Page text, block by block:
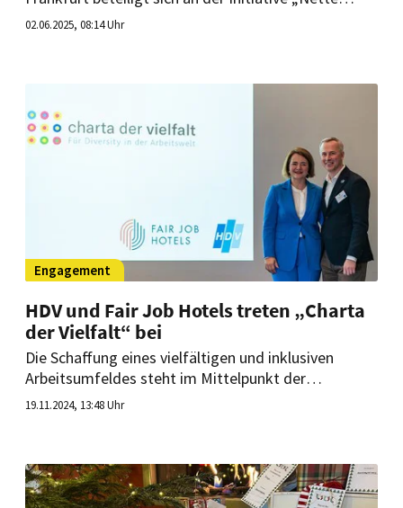
Toilette“ und sucht Gastro-Betriebe, die ihre WCs
02.06.2025, 08:14 Uhr
Engagement
HDV und Fair Job Hotels treten „Charta
der Vielfalt“ bei
Die Schaffung eines vielfältigen und inklusiven
Arbeitsumfeldes steht im Mittelpunkt der
Kooperation. Zusammen soll außerdem eine
erste Event der Reihe wird im Hotel Anne-Sophie in
Künzelsau stattfinden.
19.11.2024, 13:48 Uhr